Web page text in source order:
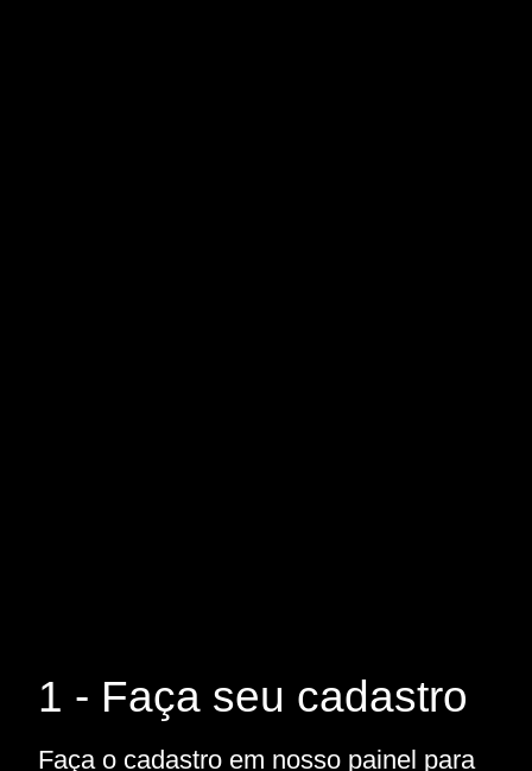
1 - Faça seu cadastro
Faça o cadastro em nosso painel para